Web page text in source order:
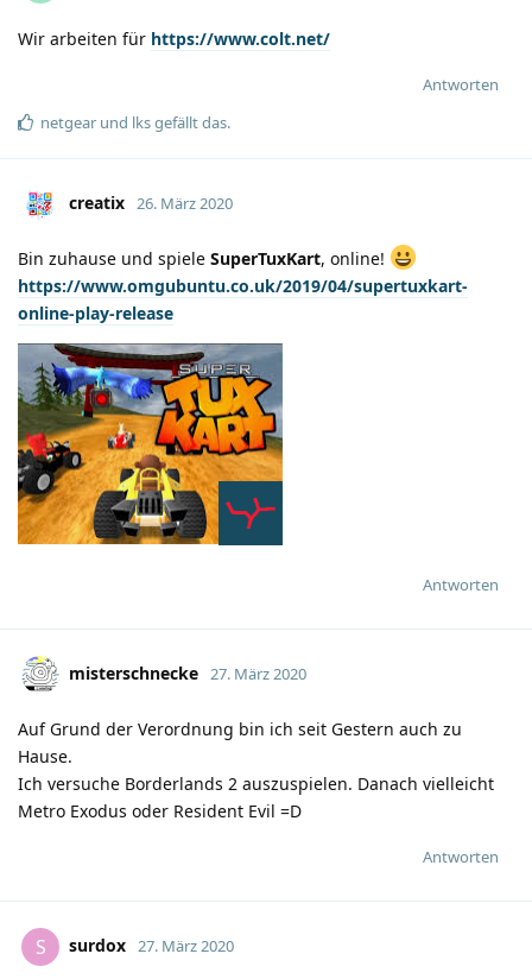
Wir arbeiten für https://www.colt.net/
Antworten
netgear und lksgefällt das.
creatix 26. März 2020
Bin zuhause und spiele SuperTuxKart, online!
https://www.omgubuntu.co.uk/2019/04/supertuxkart-
online-play-release
Antworten
misterschnecke 27. März 2020
Auf Grund der Verordnung bin ich seit Gestern auch zu
Hause.
Ich versuche Borderlands 2 auszuspielen. Danach vielleicht
Metro Exodus oder Resident Evil =D
Antworten
S surdox 27. März 2020